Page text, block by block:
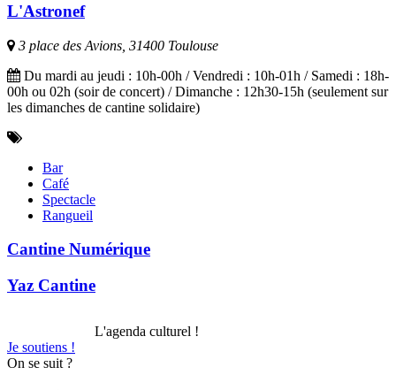
L'Astronef
3 place des Avions, 31400 Toulouse
Du mardi au jeudi : 10h-00h / Vendredi : 10h-01h / Samedi : 18h-
00h ou 02h (soir de concert) / Dimanche : 12h30-15h (seulement sur
les dimanches de cantine solidaire)
Bar
Café
Spectacle
Rangueil
Cantine Numérique
Yaz Cantine
L'agenda culturel !
Je soutiens !
On se suit ?